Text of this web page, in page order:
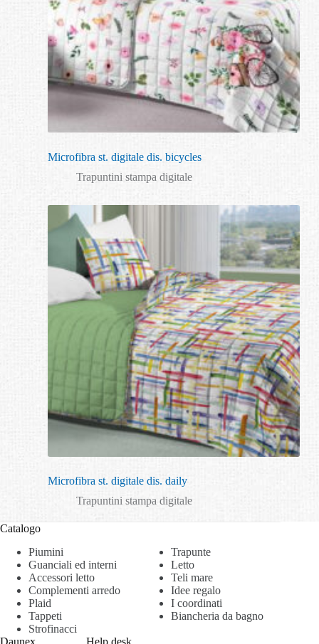
Microfibra st. digitale dis. bicycles
Trapuntini stampa digitale
Microfibra st. digitale dis. daily
Trapuntini stampa digitale
Catalogo
Piumini
Trapunte
Guanciali ed interni
Letto
Accessori letto
Teli mare
Complementi arredo
Idee regalo
Plaid
I coordinati
Tappeti
Biancheria da bagno
Strofinacci